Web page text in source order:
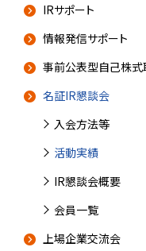
IRサポート
情報発信サポート
事前公表型自己株式
名証IR懇談会
入会方法等
活動実績
IR懇談会概要
会員一覧
上場企業交流会